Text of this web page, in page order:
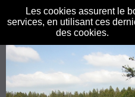
Les cookies assurent le
services, en utilisant ces
des cookies.